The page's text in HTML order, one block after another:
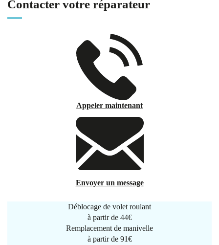
Contacter votre réparateur
Appeler maintenant
Envoyer un message
Déblocage de volet roulant
à partir de 44€
Remplacement de manivelle
à partir de 91€